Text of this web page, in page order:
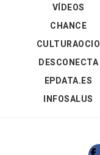
VÍDEOS
CHANCE
CULTURAOCIO
DESCONECTA
EPDATA.ES
INFOSALUS